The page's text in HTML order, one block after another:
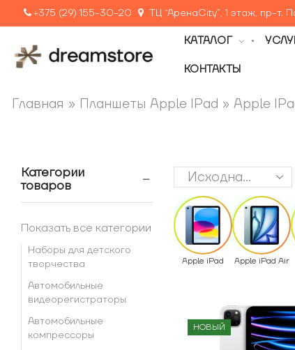
+375 (29) 155-30-20 ТЦ “АренаCity”, 1 этаж, пр-т.
КАТАЛОГ
КОНТАКТЫ
Главная » Планшеты Apple IPad » Apple
Apple iPad Apple iPad Air
НОВЫЙ
Категории
товаров
Показать все категории
Наборы для детского
творчества
Автомобильные
видеорегистраторы
Автомобильные
компрессоры